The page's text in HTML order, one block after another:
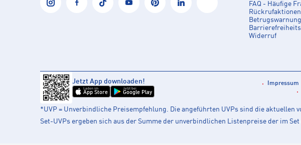
FAQ - Häufige
Rückrufaktionen
Widerruf
Jetzt App downloaden!
Laden im
App Store
Jetzt bei
Google Play
Impressum
*UVP = Unverbindliche Preisempfehlung. Die angeführten UVPs sind die
Set-UVPs ergeben sich aus der Summe der unverbindlichen Listenpreise der im